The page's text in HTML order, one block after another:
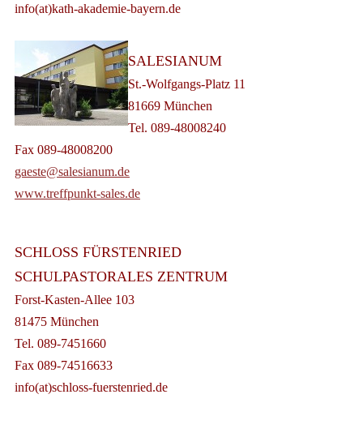
info(at)kath-akademie-bayern.de
SALESIANUM
St.-Wolfgangs-Platz 11
81669 München
Tel. 089-48008240
Fax 089-48008200
gaeste@salesianum.de
www.treffpunkt-sales.de
SCHLOSS FÜRSTENRIED
SCHULPASTORALES ZENTRUM
Forst-Kasten-Allee 103
81475 München
Tel. 089-7451660
Fax 089-74516633
info(at)schloss-fuerstenried.de